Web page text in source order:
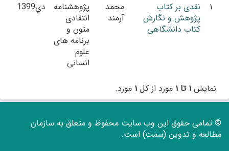
۱
نقدی بر کتاب
پژوهش و نگارش
کتاب دانشگاهی
محمد
آرمند
پژوهشنامه
انتقادی
متون و
برنامه های
علوم
انسانی
دي1399
نمایش ۱ تا ۱ مورد از کل ۱ مورد.
© تمامی حقوق این وب سایت محفوظ و متعلق به سازمان
مطالعه و تدوین (سمت) است.